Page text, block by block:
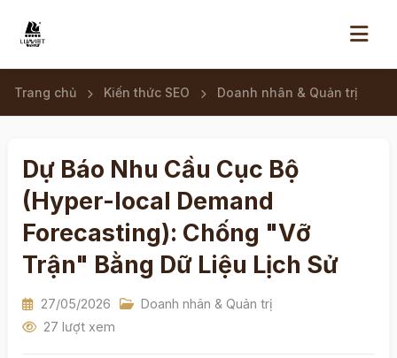
Trang chủ Kiến thức SEO Doanh nhân & Quản trị
Dự Báo Nhu Cầu Cục Bộ
(Hyper-local Demand
Forecasting): Chống "Vỡ
Trận" Bằng Dữ Liệu Lịch Sử
27/05/2026
Doanh nhân & Quản trị
27 lượt xem